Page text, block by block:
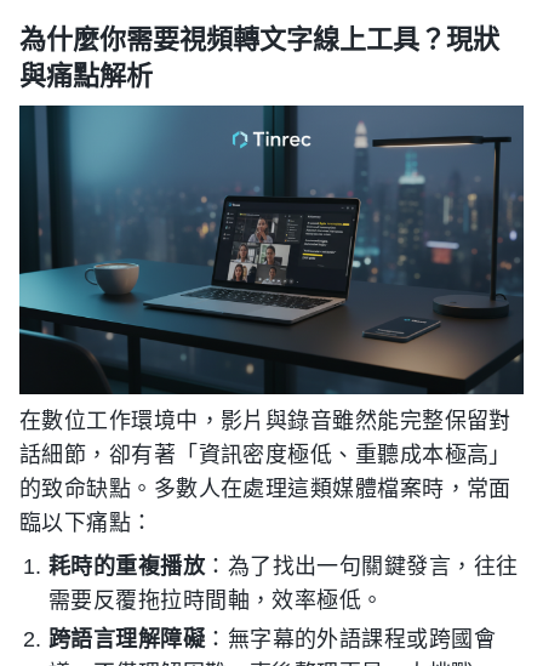
為什麼你需要視頻轉文字線上工具？現狀
與痛點解析
在數位工作環境中，影片與錄音雖然能完整保留對
話細節，卻有著「資訊密度極低、重聽成本極高」
的致命缺點。多數人在處理這類媒體檔案時，常面
臨以下痛點：
耗時的重複播放 ：為了找出一句關鍵發言，往往
需要反覆拖拉時間軸，效率極低。
跨語言理解障礙 ：無字幕的外語課程或跨國會